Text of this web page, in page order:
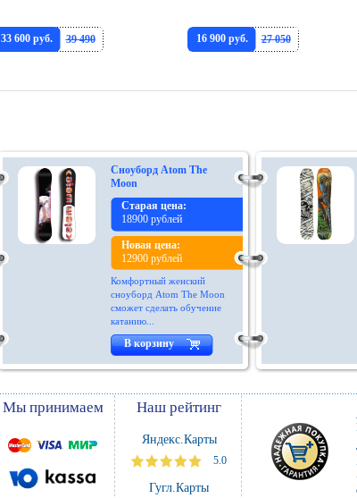
33 600 руб. 39 490 16 900 руб. 27 050
Сноуборд Atom The
Moon
Старая цена:
18900 рублей
Новая цена:
12900 рублей
Комфортный женский
сноуборд Atom The Moon
сможет сделать обучение
катанию...
В корзину
Мы принимаем Наш рейтинг
Яндекс.Карты
5.0
Гугл.Карты